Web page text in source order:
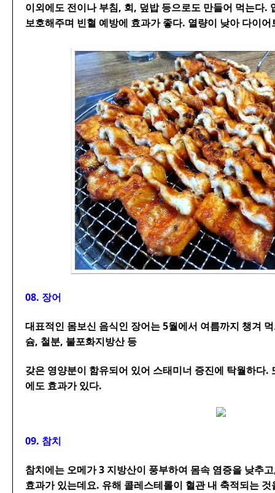
이외에도 전이나 부침, 회, 덮밥 등으로도 만들어 먹는다.
보호해주며 빈혈 예방에 효과가 좋다. 열량이 낮아 다이
08. 장어
대표적인 몸보신 음식인 장어는 5월에서 여름까지 챙겨
슘, 철분, 불포화지방산 등
갖은 영양분이 함유되어 있어 스태미너 증진에 탁월하다.
에도 효과가 있다.
09. 참치
참치에는 오메가 3 지방산이 풍부하여 몸속 염증을 낮추
효과가 있는데요. 유해 콜레스테롤이 혈관 내 축적되는